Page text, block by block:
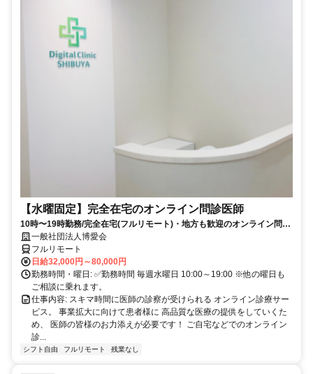
【水曜固定】完全在宅のオンライン問診医師
10時〜19時勤務/完全在宅(フルリモート)・地方も歓迎のオンライン問診
業務一般社団法人博愛会
フルリモート
日給32,000円～80,000円
勤務時間・曜日: ✅勤務時間 毎週水曜日 10:00～19:00 ※他の曜日も
ご相談に乗れます。
仕事内容: スキマ時間に医師の診察が受けられる オンライン診療サー
ビス。 事業拡大に向けて患者様に 高品質な医療の提供をしていくた
め、 医師の皆様のお力添えが必要です！ ご自宅などでのオンライン
診...
シフト自由 フルリモート 残業なし